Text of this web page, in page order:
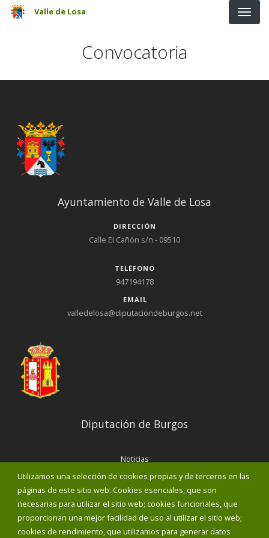
Pasar al contenido principal
Valle de Losa
Convocatoria
Utilizamos una selección de cookies propias y de terceros en las
páginas de este sitio web: Cookies esenciales, que son
necesarias para utilizar el sitio web; cookies funcionales, que
proporcionan una mejor facilidad de uso al utilizar el sitio web;
cookies de rendimiento, que utilizamos para generar datos
Ayuntamiento de Valle de Losa
DIRECCIÓN
Calle El Cañón s/n - 09510
TELÉFONO
947194178
EMAIL
valledelosa@diputaciondeburgos.net
Diputación de Burgos
Noticias
Eventos
Corporación Municipal
Teléfonos de interés
INICIAR SESIÓN